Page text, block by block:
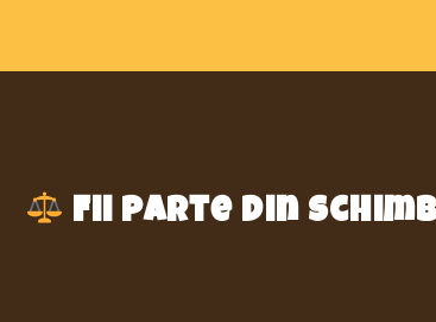
Fii parte din